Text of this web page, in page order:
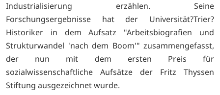
Industrialisierung erzählen. Seine
Forschungsergebnisse hat der Universität?Trier?
Historiker in dem Aufsatz "Arbeitsbiografien und
Strukturwandel 'nach dem Boom'" zusammengefasst,
der nun mit dem ersten Preis für
sozialwissenschaftliche Aufsätze der Fritz Thyssen
Stiftung ausgezeichnet wurde.